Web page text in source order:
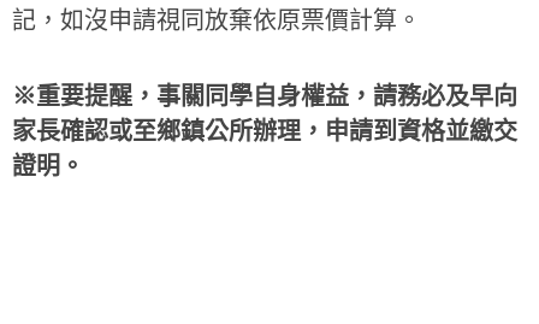
記，如沒申請視同放棄依原票價計算。
※重要提醒，事關同學自身權益，請務必及早向
家長確認或至鄉鎮公所辦理，申請到資格並繳交
證明。